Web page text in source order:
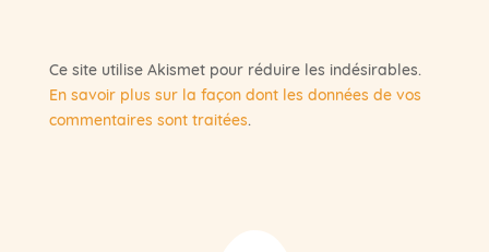
Ce site utilise Akismet pour réduire les indésirables.
En savoir plus sur la façon dont les données de vos
commentaires sont traitées.